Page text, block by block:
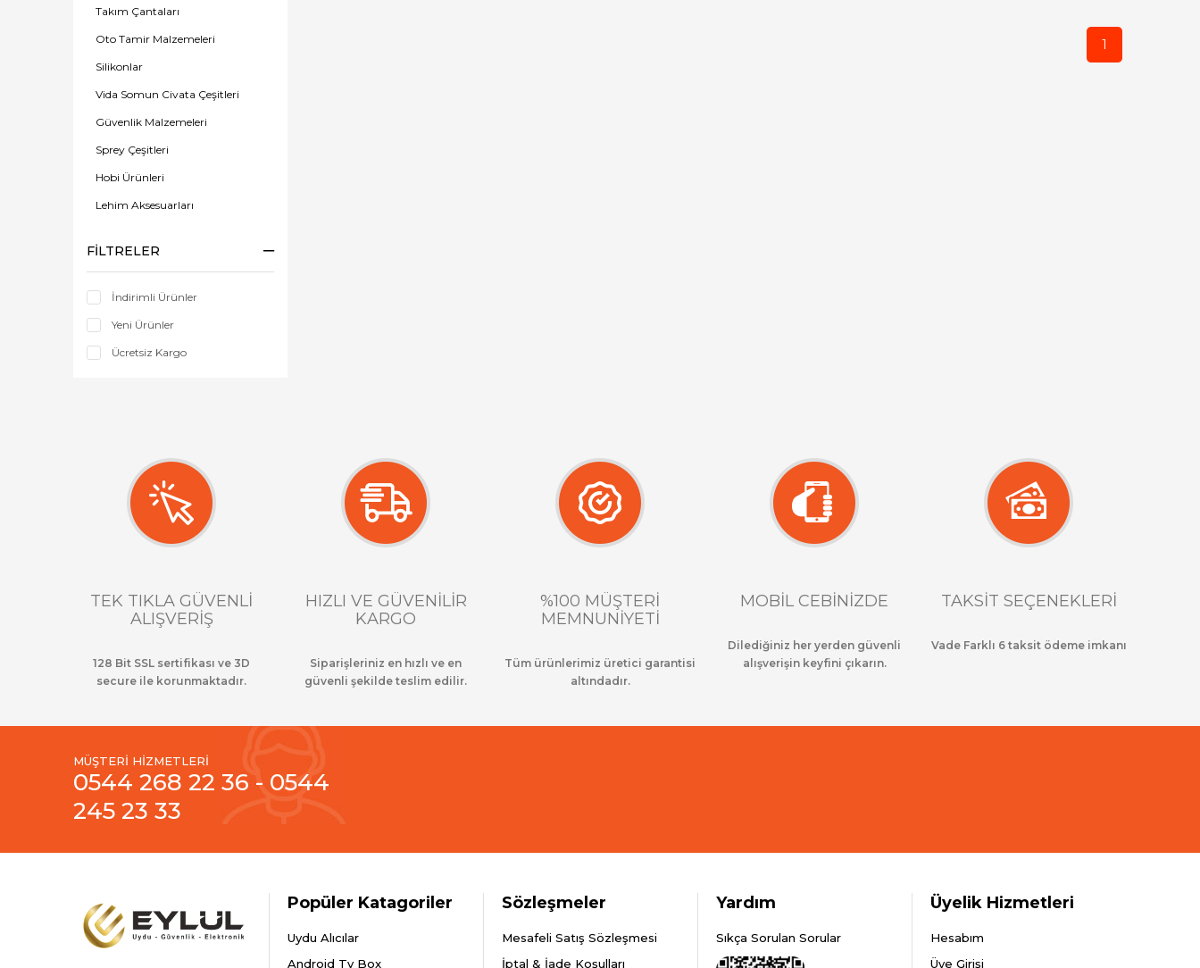
Takım Çantaları
Oto Tamir Malzemeleri
Silikonlar
Vida Somun Civata Çeşitleri
Güvenlik Malzemeleri
Sprey Çeşitleri
Hobi Ürünleri
Lehim Aksesuarları
Tamir Malzemeleri
Elektrik Süpürgesi
Havya Makinaları
FILTRELER
İndirimli Ürünler
Yeni Ürünler
Ücretsiz Kargo
1
TEK TIKLA GÜVENLİ
ALIŞVERİŞ
128 Bit SSL sertifikası ve 3D
secure ile korunmaktadır.
HIZLI VE GÜVENİLİR
KARGO
Siparişleriniz en hızlı ve en
güvenli şekilde teslim edilir.
%100 MÜŞTERİ
MEMNUNİYETİ
Tüm ürünlerimiz üretici garantisi
altındadır.
MOBİL CEBİNİZDE
Dilediğiniz her yerden güvenli
alışverişin keyfini çıkarın.
TAKSİT SEÇENEKLERİ
Vade Farklı 6 taksit ödeme imkanı
MÜŞTERİ HİZMETLERİ
0544 268 22 36 - 0544
245 23 33
Popüler Katagoriler
Uydu Alıcılar
Android Tv Box
Sözleşmeler
Mesafeli Satış Sözleşmesi
İptal & İade Koşulları
Yardım
Sıkça Sorulan Sorular
Üyelik Hizmetleri
Hesabım
Üye Girişi